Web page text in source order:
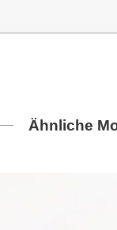
Ähnliche